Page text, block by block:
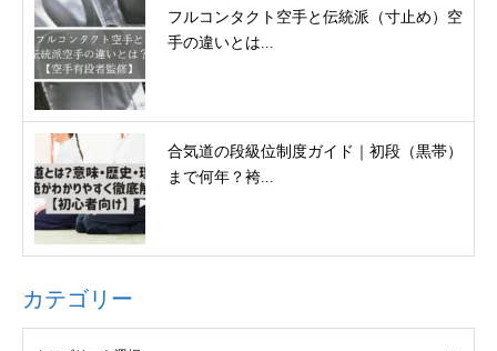
フルコンタクト空手と伝統派（寸止め）空
手の違いとは...
合気道の段級位制度ガイド｜初段（黒帯）
まで何年？袴...
カテゴリー